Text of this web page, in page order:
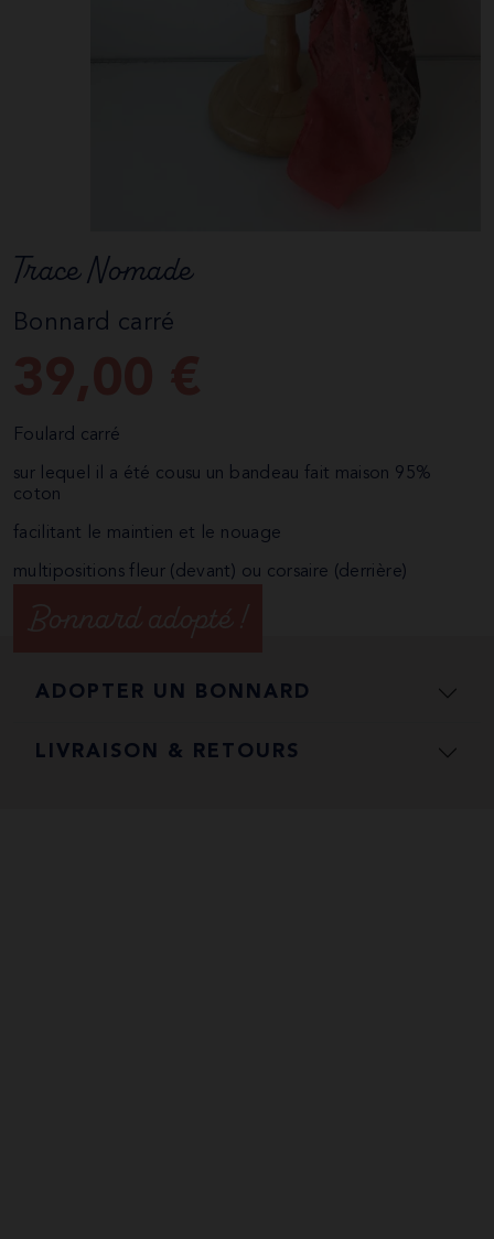
Trace Nomade
Bonnard carré
Foulard carré
sur lequel il a été cousu un bandeau fait maison 95%
coton
facilitant le maintien et le nouage
multipositions fleur (devant) ou corsaire (derrière)
ADOPTER UN BONNARD
LIVRAISON & RETOURS